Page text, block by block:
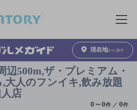
メニュ
現在地から探す
辺500m,ザ・プレミアム・
大人のフンイキ,飲み放題
店
0 ～0件 ／0件